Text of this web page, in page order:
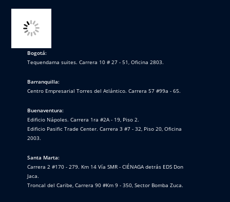
Bogotá:
Tequendama suites. Carrera 10 # 27 - 51, Oficina 2803.
Barranquilla:
Centro Empresarial Torres del Atlántico. Carrera 57 #99a - 65.
Buenaventura:
Edificio Nápoles. Carrera 1ra #2A - 19, Piso 2.
Edificio Pasific Trade Center. Carrera 3 #7 - 32, Piso 20, Oficina
2003.
Santa Marta:
Carrera 2 #170 - 279. Km 14 Vía SMR - CIÉNAGA detrás EDS Don
Jaca.
Troncal del Caribe, Carrera 90 #Km 9 - 350, Sector Bomba Zuca.